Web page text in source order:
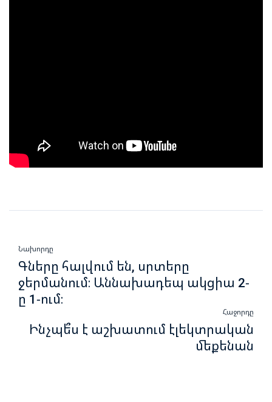
Նախորդը
Գները հալվում են, սրտերը
ջերմանում։ Աննախադեպ ակցիա 2-
ը 1-ում։
Հաջորդը
Ինչպե՞ս է աշխատում էլեկտրական
մեքենան